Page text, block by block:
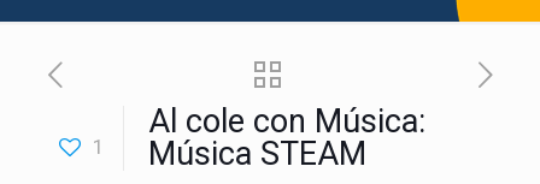
1
Al cole con Música:
Música STEAM